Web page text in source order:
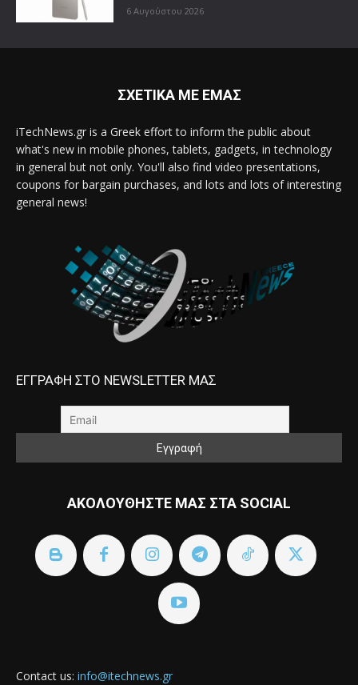
6 Αυγούστου 2026
ΣΧΕΤΙΚΑ ΜΕ ΕΜΑΣ
iTechNews.gr is a Greek effort to inform the public about
what's new in mobile phones, tablets, gadgets, in technology
in general but not only. You'll also find video presentations,
coupons for bargain purchases, and lots and lots of interesting
general news!
ΕΓΓΡΑΦΗ ΣΤΟ NEWSLETTER ΜΑΣ
ΑΚΟΛΟΥΘΗΣΤΕ ΜΑΣ ΣΤΑ SOCIAL
Contact us: info@itechnews.gr